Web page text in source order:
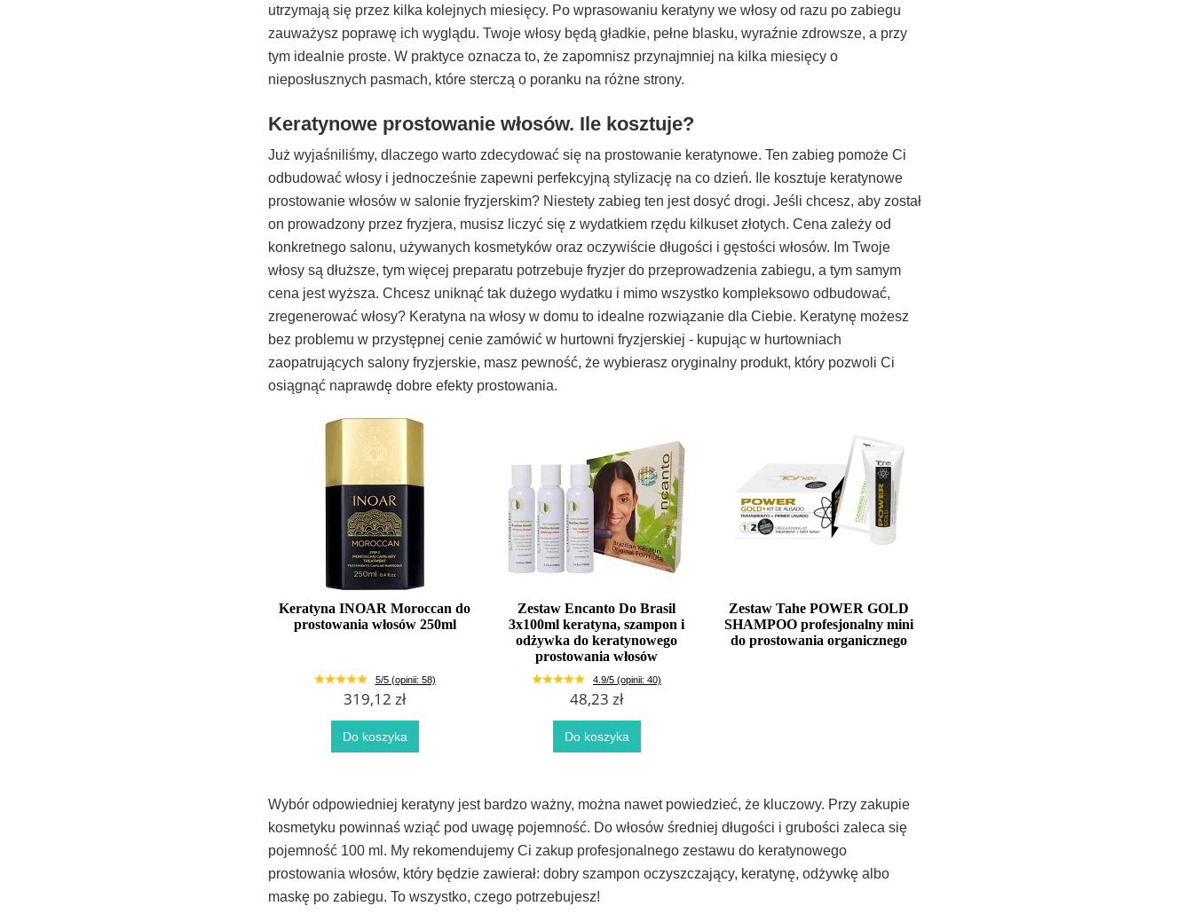
utrzymają się przez kilka kolejnych miesięcy. Po wprasowaniu keratyny we włosy od razu po zabiegu
zauważysz poprawę ich wyglądu. Twoje włosy będą gładkie, pełne blasku, wyraźnie zdrowsze, a przy
tym idealnie proste. W praktyce oznacza to, że zapomnisz przynajmniej na kilka miesięcy o
nieposłusznych pasmach, które sterczą o poranku na różne strony.
Keratynowe prostowanie włosów. Ile kosztuje?
Już wyjaśniliśmy, dlaczego warto zdecydować się na prostowanie keratynowe. Ten zabieg pomoże Ci
odbudować włosy i jednocześnie zapewni perfekcyjną stylizację na co dzień. Ile kosztuje keratynowe
prostowanie włosów w salonie fryzjerskim? Niestety zabieg ten jest dosyć drogi. Jeśli chcesz, aby został
on prowadzony przez fryzjera, musisz liczyć się z wydatkiem rzędu kilkuset złotych. Cena zależy od
konkretnego salonu, używanych kosmetyków oraz oczywiście długości i gęstości włosów. Im Twoje
włosy są dłuższe, tym więcej preparatu potrzebuje fryzjer do przeprowadzenia zabiegu, a tym samym
cena jest wyższa. Chcesz uniknąć tak dużego wydatku i mimo wszystko kompleksowo odbudować,
zregenerować włosy? Keratyna na włosy w domu to idealne rozwiązanie dla Ciebie. Keratynę możesz
bez problemu w przystępnej cenie zamówić w hurtowni fryzjerskiej - kupując w hurtowniach
zaopatrujących salony fryzjerskie, masz pewność, że wybierasz oryginalny produkt, który pozwoli Ci
osiągnąć naprawdę dobre efekty prostowania.
Keratyna INOAR Moroccan do
prostowania włosów 250ml
5/5 (opinii: 58)
319,12 zł
Do koszyka
Zestaw Encanto Do Brasil
3x100ml keratyna, szampon i
odżywka do keratynowego
prostowania włosów
4.9/5 (opinii: 40)
48,23 zł
Do koszyka
Zestaw Tahe POWER GOLD
SHAMPOO profesjonalny mini
do prostowania organicznego
Wybór odpowiedniej keratyny jest bardzo ważny, można nawet powiedzieć, że kluczowy. Przy zakupie
kosmetyku powinnaś wziąć pod uwagę pojemność. Do włosów średniej długości i grubości zaleca się
pojemność 100 ml. My rekomendujemy Ci zakup profesjonalnego zestawu do keratynowego
prostowania włosów, który będzie zawierał: dobry szampon oczyszczający, keratynę, odżywkę albo
maskę po zabiegu. To wszystko, czego potrzebujesz!